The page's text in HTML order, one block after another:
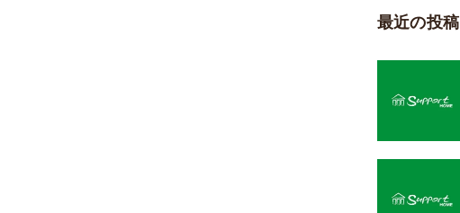
最近の投稿